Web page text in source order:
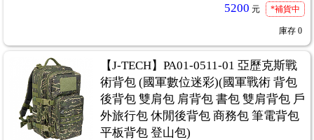
5200 元 *補貨中
庫存 0
【J-TECH】PA01-0511-01 亞歷克斯戰
術背包 (國軍數位迷彩)(國軍戰術 背包
後背包 雙肩包 肩背包 書包 雙肩背包 戶
外旅行包 休閒後背包 商務包 筆電背包
平板背包 登山包)